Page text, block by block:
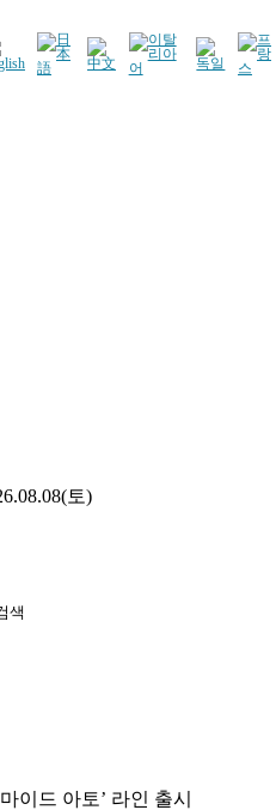
토)
이드 아토’ 라인 출시